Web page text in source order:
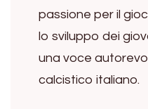
passione per il
lo sviluppo dei
una voce
calcistico italiano.